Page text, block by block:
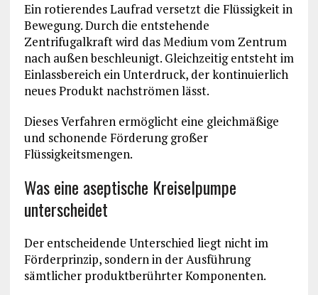
Ein rotierendes Laufrad versetzt die Flüssigkeit in
Bewegung. Durch die entstehende
Zentrifugalkraft wird das Medium vom Zentrum
nach außen beschleunigt. Gleichzeitig entsteht im
Einlassbereich ein Unterdruck, der kontinuierlich
neues Produkt nachströmen lässt.
Dieses Verfahren ermöglicht eine gleichmäßige
und schonende Förderung großer
Flüssigkeitsmengen.
Was eine aseptische Kreiselpumpe
unterscheidet
Der entscheidende Unterschied liegt nicht im
Förderprinzip, sondern in der Ausführung
sämtlicher produktberührter Komponenten.